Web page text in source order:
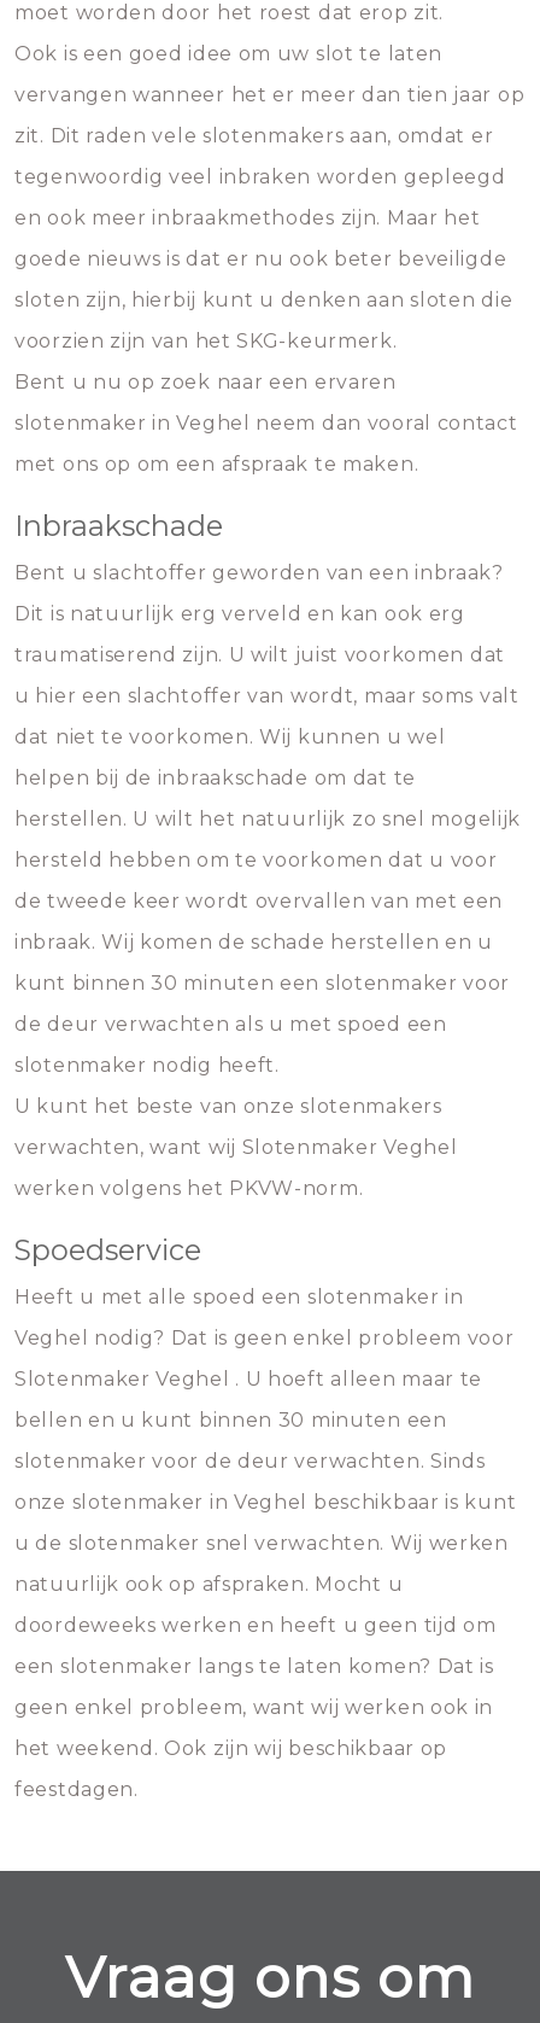
moet worden door het roest dat erop zit.
Ook is een goed idee om uw slot te laten
vervangen wanneer het er meer dan tien jaar op
zit. Dit raden vele slotenmakers aan, omdat er
tegenwoordig veel inbraken worden gepleegd
en ook meer inbraakmethodes zijn. Maar het
goede nieuws is dat er nu ook beter beveiligde
sloten zijn, hierbij kunt u denken aan sloten die
voorzien zijn van het SKG-keurmerk.
Bent u nu op zoek naar een ervaren
slotenmaker in Veghel neem dan vooral contact
met ons op om een afspraak te maken.
Inbraakschade
Bent u slachtoffer geworden van een inbraak?
Dit is natuurlijk erg verveld en kan ook erg
traumatiserend zijn. U wilt juist voorkomen dat
u hier een slachtoffer van wordt, maar soms valt
dat niet te voorkomen. Wij kunnen u wel
helpen bij de inbraakschade om dat te
herstellen. U wilt het natuurlijk zo snel mogelijk
hersteld hebben om te voorkomen dat u voor
de tweede keer wordt overvallen van met een
inbraak. Wij komen de schade herstellen en u
kunt binnen 30 minuten een slotenmaker voor
de deur verwachten als u met spoed een
slotenmaker nodig heeft.
U kunt het beste van onze slotenmakers
verwachten, want wij Slotenmaker Veghel
werken volgens het PKVW-norm.
Spoedservice
Heeft u met alle spoed een slotenmaker in
Veghel nodig? Dat is geen enkel probleem voor
Slotenmaker Veghel . U hoeft alleen maar te
bellen en u kunt binnen 30 minuten een
slotenmaker voor de deur verwachten. Sinds
onze slotenmaker in Veghel beschikbaar is kunt
u de slotenmaker snel verwachten. Wij werken
natuurlijk ook op afspraken. Mocht u
doordeweeks werken en heeft u geen tijd om
een slotenmaker langs te laten komen? Dat is
geen enkel probleem, want wij werken ook in
het weekend. Ook zijn wij beschikbaar op
feestdagen.
Vraag ons om